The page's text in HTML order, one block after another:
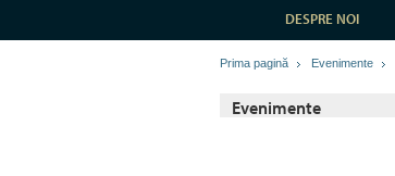
DESPRE NOI
Prima pagină Evenimente
Evenimente